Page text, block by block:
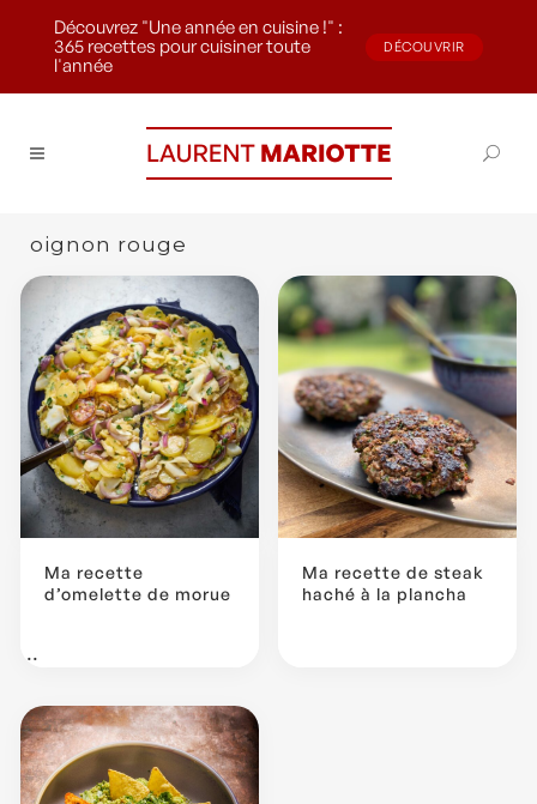
Découvrez "Une année en cuisine !" :
365 recettes pour cuisiner toute
l'année
DÉCOUVRIR
oignon rouge
Ma recette
d’omelette de morue
...
Ma recette de steak
haché à la plancha